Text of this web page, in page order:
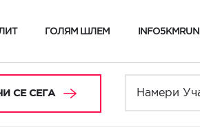
ГОЛЯМ ШЛЕМ INFO5KMRUN
СЕ СЕГА